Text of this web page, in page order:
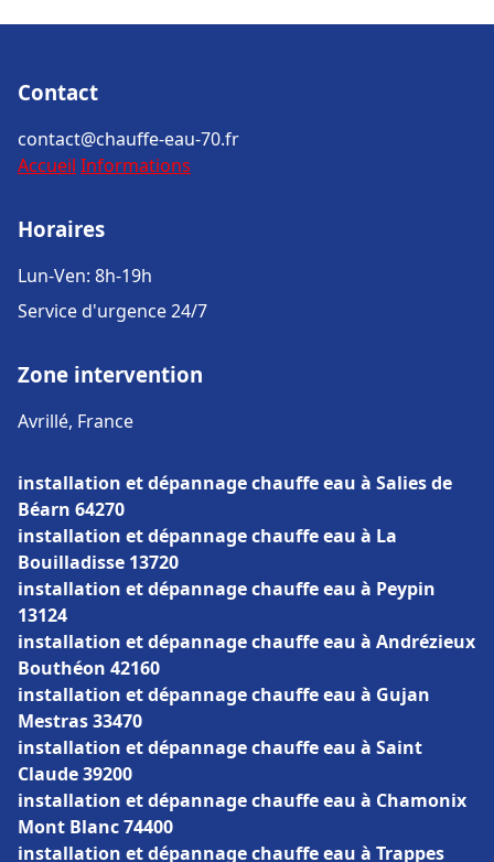
Contact
contact@chauffe-eau-70.fr
Accueil Informations
Horaires
Lun-Ven: 8h-19h
Service d'urgence 24/7
Zone intervention
Avrillé, France
installation et dépannage chauffe eau à Salies de
Béarn 64270
installation et dépannage chauffe eau à La
Bouilladisse 13720
installation et dépannage chauffe eau à Peypin
13124
installation et dépannage chauffe eau à Andrézieux
Bouthéon 42160
installation et dépannage chauffe eau à Gujan
Mestras 33470
installation et dépannage chauffe eau à Saint
Claude 39200
installation et dépannage chauffe eau à Chamonix
Mont Blanc 74400
installation et dépannage chauffe eau à Trappes